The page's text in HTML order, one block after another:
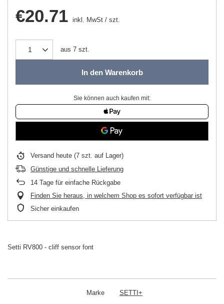
€20.71 inkl. MwSt / szt.
aus 7 szt.
In den Warenkorb
Sie können auch kaufen mit:
Versand heute (7 szt. auf Lager)
Günstige und schnelle Lieferung
14 Tage für einfache Rückgabe
Finden Sie heraus, in welchem Shop es sofort verfügbar ist
Sicher einkaufen
Setti RV800 - cliff sensor font
Marke SETTI+